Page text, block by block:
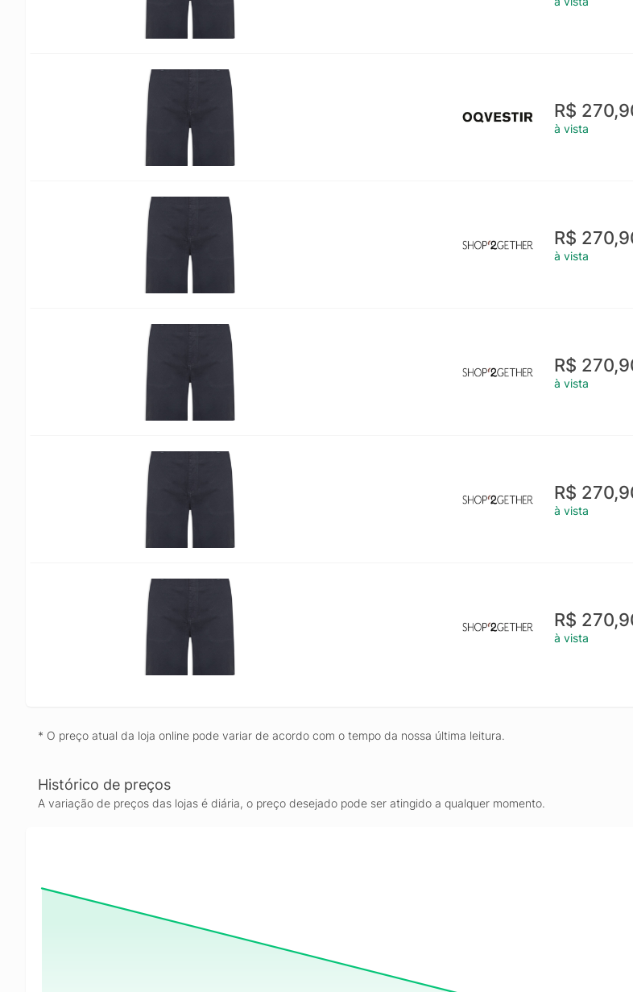
R$
à vista
R$
à vista
R$
à vista
R$
à vista
R$
à vista
* O preço atual da loja online pode variar de acordo com o tempo da nossa última leitura.
Histórico de preços
A variação de preços das lojas é diária, o preço desejado pode ser atingido a qualquer momento.